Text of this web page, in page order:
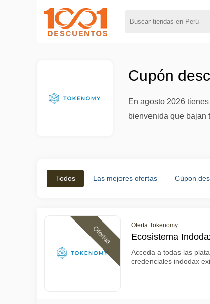
Cupón
En agosto 2026
bienvenida que bajan
Todos Las mejores ofertas Cúpon
Ofertas Oferta Tokenomy
Ecosistema
Acceda a todas las
credenciales indodax